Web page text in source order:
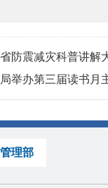
省防震减灾科普讲解
举办第三届读书月
理部